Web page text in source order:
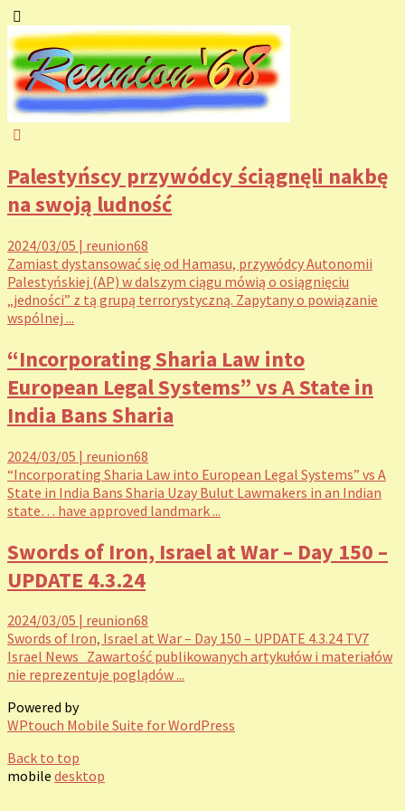
Palestyńscy przywódcy ściągnęli nakbę
na swoją ludność
2024/03/05 | reunion68
Zamiast dystansować się od Hamasu, przywódcy Autonomii
Palestyńskiej (AP) w dalszym ciągu mówią o osiągnięciu
„jedności” z tą grupą terrorystyczną. Zapytany o powiązanie
wspólnej ...
“Incorporating Sharia Law into
European Legal Systems” vs A State in
India Bans Sharia
2024/03/05 | reunion68
“Incorporating Sharia Law into European Legal Systems” vs A
State in India Bans Sharia Uzay Bulut Lawmakers in an Indian
state… have approved landmark ...
Swords of Iron, Israel at War – Day 150 –
UPDATE 4.3.24
2024/03/05 | reunion68
Swords of Iron, Israel at War – Day 150 – UPDATE 4.3.24 TV7
Israel News Zawartość publikowanych artykułów i materiałów
nie reprezentuje poglądów ...
Powered by
WPtouch Mobile Suite for WordPress
Back to top
mobile desktop